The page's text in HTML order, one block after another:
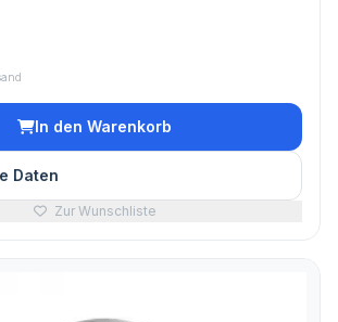
In den Warenkorb
Daten
Zur Wunschliste